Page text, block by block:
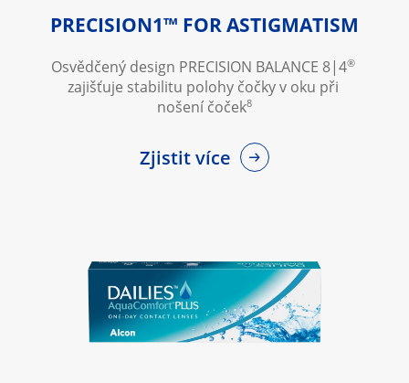
PRECISION1™ FOR ASTIGMATISM
Osvědčený design PRECISION BALANCE 8|4®
zajišťuje stabilitu polohy čočky v oku při
nošení čoček8
Zjistit více